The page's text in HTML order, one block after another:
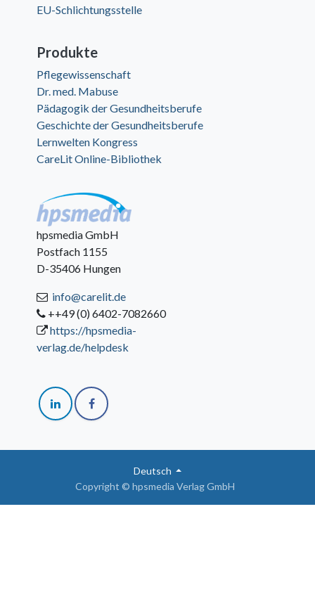
EU-Schlichtungsstelle
Produkte
Pflegewissenschaft
Dr. med. Mabuse
Pädagogik der Gesundheitsberufe
Geschichte der Gesundheitsberufe
Lernwelten Kongress
CareLit Online-Bibliothek
hpsmedia GmbH
Postfach 1155
D-35406 Hungen
info@carelit.de
++49 (0) 6402-7082660
https://hpsmedia-
verlag.de/helpdesk
Copyright © hpsmedia Verlag GmbH
Deutsch